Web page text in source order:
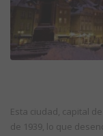
Esta ciudad, capital
de 1939, lo que